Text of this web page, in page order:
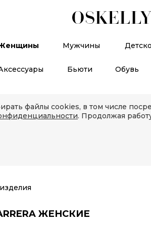
Мужчины
Бьюти Обувь
файлы cookies, в том числе
. Продолжая
ЖЕНСКИЕ